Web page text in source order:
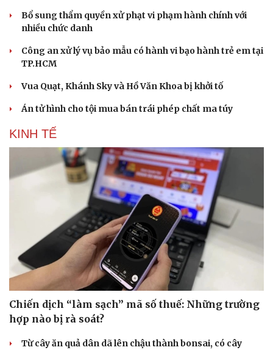
Du lịch
Tư vấn
Săn Tour
check-in
Podcast
Câu chuyện thời sự
Đọc truyện đêm khuya
Hạt giống tâm hồn
Bổ sung thẩm quyền xử phạt vi phạm hành chính với
nhiều chức danh
Công an xử lý vụ bảo mẫu có hành vi bạo hành trẻ em tại
TP.HCM
Vua Quạt, Khánh Sky và Hồ Văn Khoa bị khởi tố
Án tử hình cho tội mua bán trái phép chất ma túy
KINH TẾ
Chiến dịch “làm sạch” mã số thuế: Những trường
hợp nào bị rà soát?
Từ cây ăn quả dân dã lên chậu thành bonsai, có cây